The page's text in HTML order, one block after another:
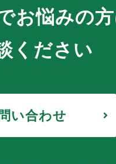
お悩みの
ください
い合わせ